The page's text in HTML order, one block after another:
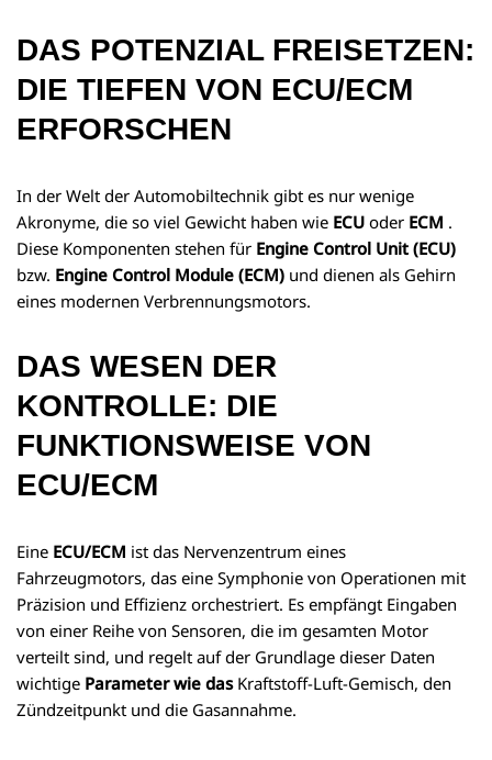
DAS POTENZIAL FREISETZEN:
DIE TIEFEN VON ECU/ECM
ERFORSCHEN
In der Welt der Automobiltechnik gibt es nur wenige
Akronyme, die so viel Gewicht haben wie ECU oder ECM .
Diese Komponenten stehen für Engine Control Unit (ECU)
bzw. Engine Control Module (ECM) und dienen als Gehirn
eines modernen Verbrennungsmotors.
DAS WESEN DER
KONTROLLE: DIE
FUNKTIONSWEISE VON
ECU/ECM
Eine ECU/ECM ist das Nervenzentrum eines
Fahrzeugmotors, das eine Symphonie von Operationen mit
Präzision und Effizienz orchestriert. Es empfängt Eingaben
von einer Reihe von Sensoren, die im gesamten Motor
verteilt sind, und regelt auf der Grundlage dieser Daten
wichtige Parameter wie dasKraftstoff-Luft-Gemisch, den
Zündzeitpunkt und die Gasannahme.